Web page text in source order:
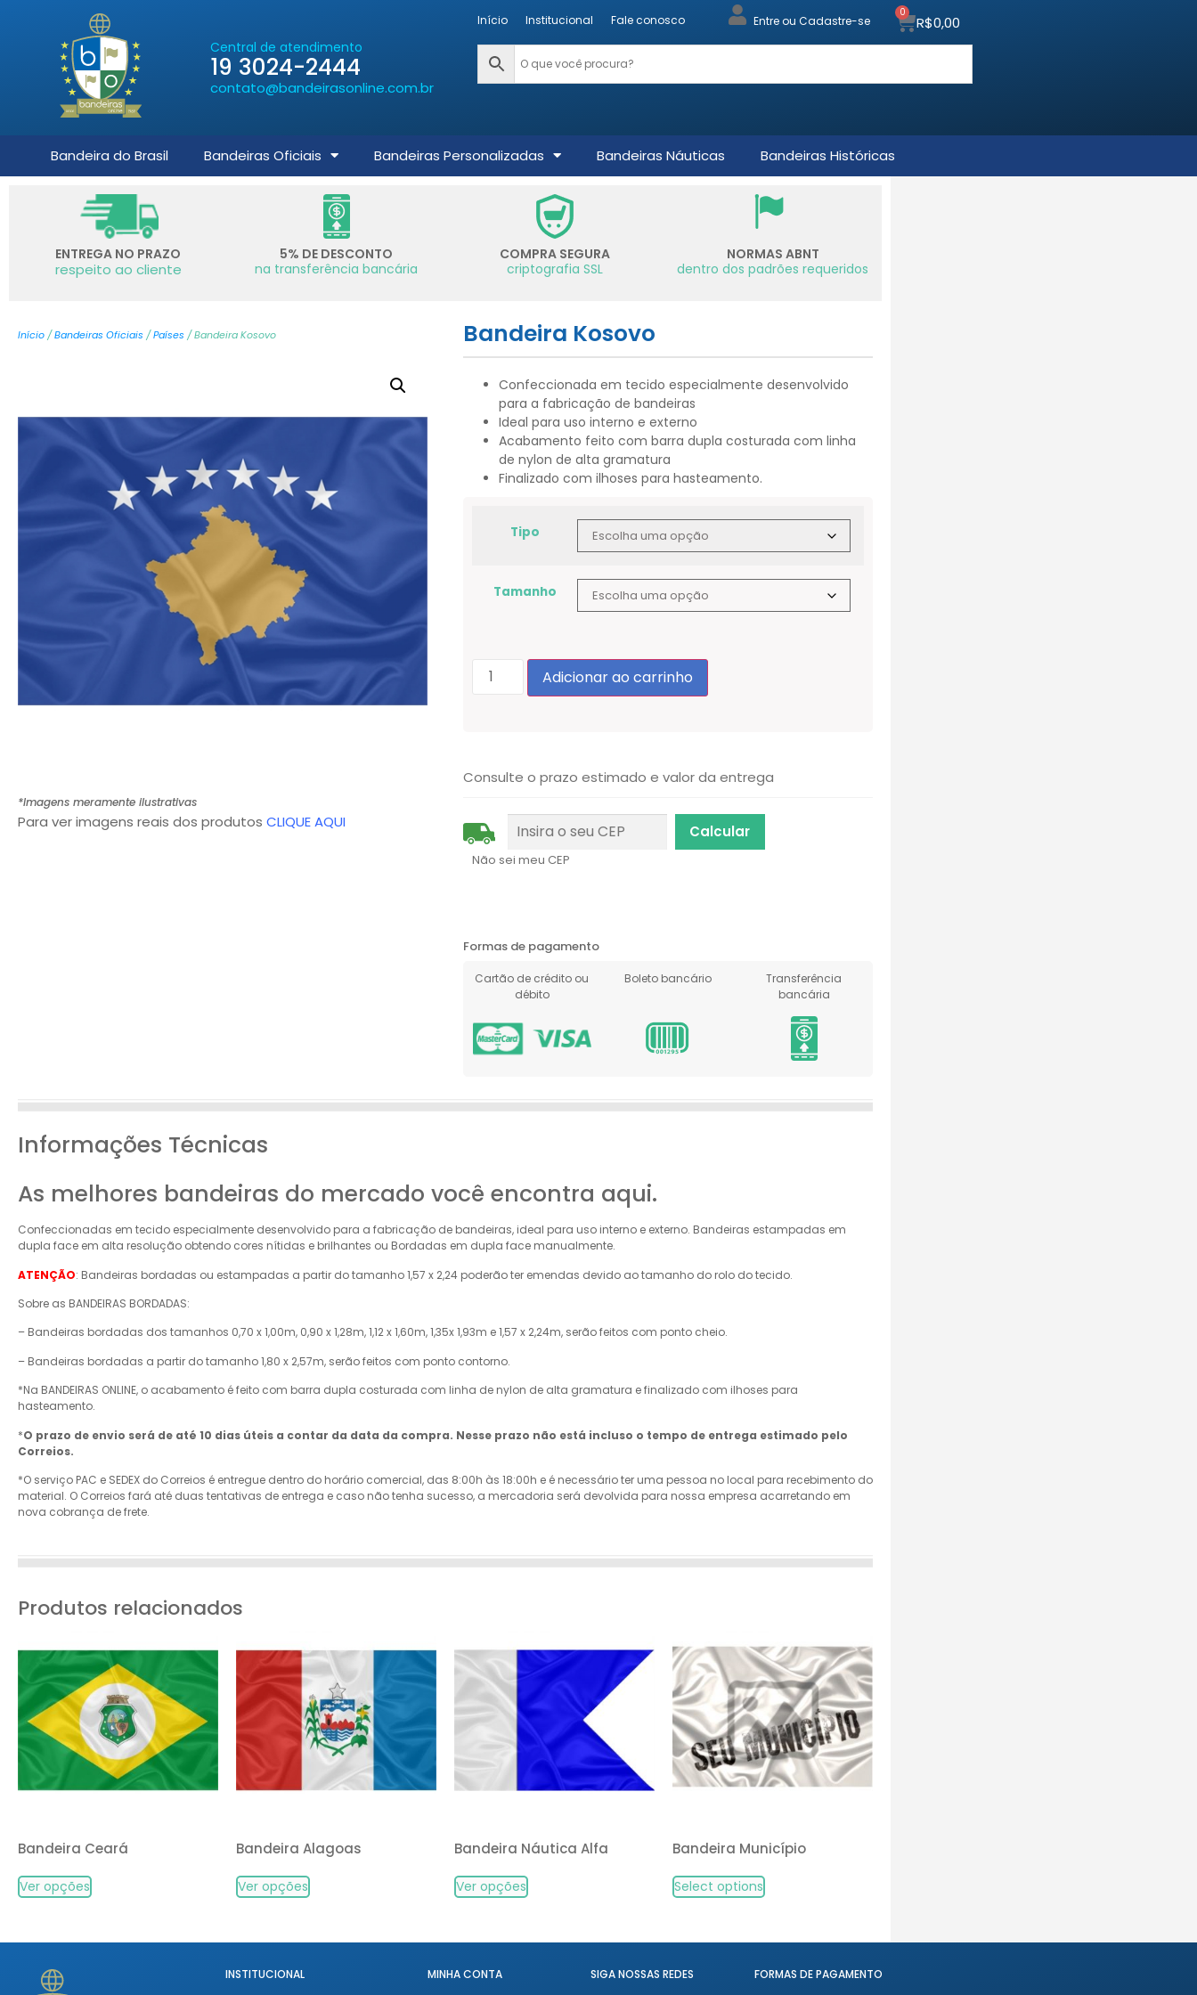
Central de atendimento
19 3024-2444
contato@bandeirasonline.com.br
Início Institucional Fale conosco Entre ou Cadastre-se R$0,00
0
Bandeira do Brasil Bandeiras Oficiais Bandeiras Personalizadas Bandeiras Náuticas Bandeiras Históricas
ENTREGA NO PRAZO
respeito ao cliente
5% DE DESCONTO
na transferência bancária
COMPRA SEGURA
criptografia SSL
NORMAS ABNT
dentro dos padrões requeridos
Início/Bandeiras Oficiais/Países/ Bandeira Kosovo
*Imagens meramente ilustrativas
Para ver imagens reais dos produtos CLIQUE AQUI
Bandeira Kosovo
Confeccionada em tecido especialmente desenvolvido
para a fabricação de bandeiras
Ideal para uso interno e externo
Acabamento feito com barra dupla costurada com linha
de nylon de alta gramatura
Finalizado com ilhoses para hasteamento.
Tipo
Tamanho
Adicionar ao carrinho
Consulte o prazo estimado e valor da entrega
Não sei meu CEP
Formas de pagamento
Cartão de crédito ou
débito
Boleto bancário
Transferência
bancária
Informações Técnicas
As melhores bandeiras do mercado você encontra aqui.
Confeccionadas em tecido especialmente desenvolvido para a fabricação de bandeiras, ideal para uso interno e externo. Bandeiras estampadas em
dupla face em alta resolução obtendo cores nítidas e brilhantes ou Bordadas em dupla face manualmente.
ATENÇÃO: Bandeiras bordadas ou estampadas a partir do tamanho 1,57 x 2,24 poderão ter emendas devido ao tamanho do rolo do tecido.
Sobre as BANDEIRAS BORDADAS:
– Bandeiras bordadas dos tamanhos 0,70 x 1,00m, 0,90 x 1,28m, 1,12 x 1,60m, 1,35x 1,93m e 1,57 x 2,24m, serão feitos com ponto cheio.
– Bandeiras bordadas a partir do tamanho 1,80 x 2,57m, serão feitos com ponto contorno.
*Na BANDEIRAS ONLINE, o acabamento é feito com barra dupla costurada com linha de nylon de alta gramatura e finalizado com ilhoses para
hasteamento.
*O prazo de envio será de até 10 dias úteis a contar da data da compra. Nesse prazo não está incluso o tempo de entrega estimado pelo
Correios.
*O serviço PAC e SEDEX do Correios é entregue dentro do horário comercial, das 8:00h às 18:00h e é necessário ter uma pessoa no local para recebimento do
material. O Correios fará até duas tentativas de entrega e caso não tenha sucesso, a mercadoria será devolvida para nossa empresa acarretando em
nova cobrança de frete.
Produtos relacionados
Bandeira Ceará
Ver opções
Bandeira Alagoas
Ver opções
Bandeira Náutica Alfa
Ver opções
Bandeira Município
Select options
INSTITUCIONAL MINHA CONTA SIGA NOSSAS REDES FORMAS DE PAGAMENTO